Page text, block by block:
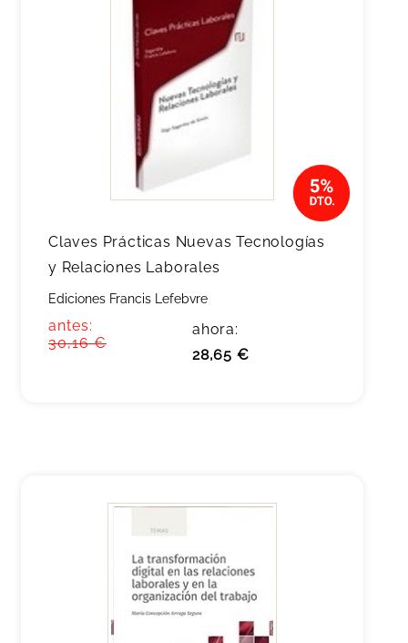
Claves Prácticas Nuevas Tecnologías
y Relaciones Laborales
Ediciones Francis Lefebvre
antes:
30,16 €
ahora:
28,65 €